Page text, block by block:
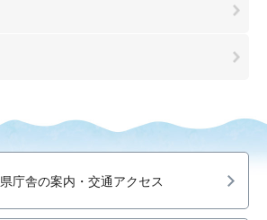
県庁舎の案内・交通アクセス